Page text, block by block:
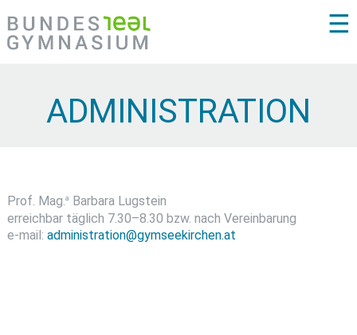
☰
ADMINISTRATION
Prof. Mag.a
Barbara Lugstein
erreichbar täglich 7.30–8.30 bzw. nach Vereinbarung
e-mail: administration@gymseekirchen.at